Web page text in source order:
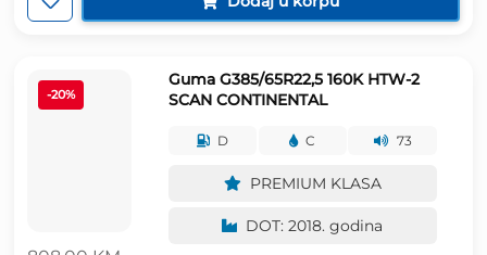
748.00 KM.
-20%
Guma G385/65R22,5 160K HTW-2
SCAN CONTINENTAL
D C 73
PREMIUM KLASA
DOT: 2018. godina